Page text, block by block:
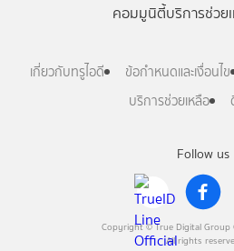
Follow us
Copyright © True Digital Group
All rights
คอมมูนิตี้บริการช่วย
เกี่ยวกับทรูไอดี ข้อกำหนดและเงื่อนไข
บริการช่วยเหลือ